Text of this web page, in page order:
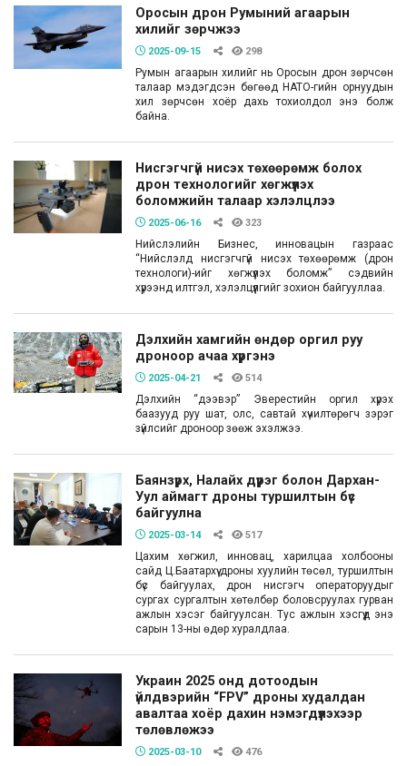
Оросын дрон Румыний агаарын
хилийг зөрчжээ
2025-09-15 298
Румын агаарын хилийг нь Оросын дрон зөрчсөн
талаар мэдэгдсэн бөгөөд НАТО-гийн орнуудын
хил зөрчсөн хоёр дахь тохиолдол энэ болж
байна.
Нисгэгчгүй нисэх төхөөрөмж болох
дрон технологийг хөгжүүлэх
боломжийн талаар хэлэлцлээ
2025-06-16 323
Нийслэлийн Бизнес, инновацын газраас
“Нийслэлд нисгэгчгүй нисэх төхөөрөмж (дрон
технологи)-ийг хөгжүүлэх боломж” сэдвийн
хүрээнд илтгэл, хэлэлцүүлгийг зохион байгууллаа.
Дэлхийн хамгийн өндөр оргил руу
дроноор ачаа хүргэнэ
2025-04-21 514
Дэлхийн “дээвэр” Эверестийн оргил хүрэх
баазууд руу шат, олс, савтай хүчилтөрөгч зэрэг
зүйлсийг дроноор зөөж эхэлжээ.
Баянзүрх, Налайх дүүрэг болон Дархан-
Уул аймагт дроны туршилтын бүс
байгуулна
2025-03-14 517
Цахим хөгжил, инновац, харилцаа холбооны
сайд Ц.Баатархүү дроны хуулийн төсөл, туршилтын
бүс байгуулах, дрон нисгэгч операторуудыг
сургах сургалтын хөтөлбөр боловсруулах гурван
ажлын хэсэг байгуулсан. Тус ажлын хэсгүүд энэ
сарын 13-ны өдөр хуралдлаа.
Украин 2025 онд дотоодын
үйлдвэрийн “FPV” дроны худалдан
авалтаа хоёр дахин нэмэгдүүлэхээр
төлөвлөжээ
2025-03-10 476